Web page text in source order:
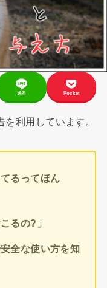
送る Pocket
利用しています。
るってほん
るの?」
全な使い方を知